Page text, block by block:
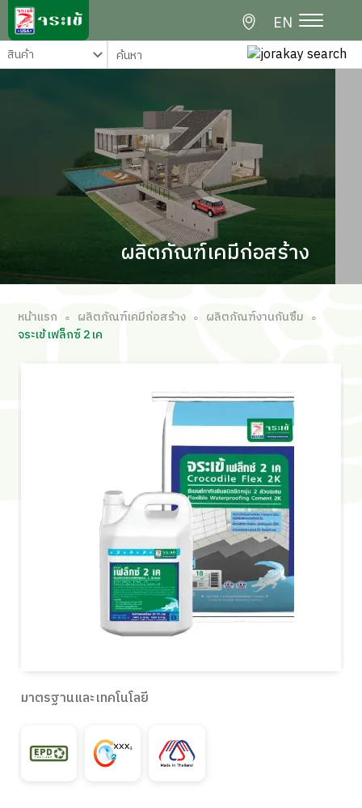
EN
ผลิตภัณฑ์เคมีก่อสร้าง
หน้าแรก ∘ ผลิตภัณฑ์เคมีก่อสร้าง ∘ ผลิตภัณฑ์งานกันซึม ∘
จระเข้ เฟล็กซ์ 2 เค
มาตรฐานและเทคโนโลยี